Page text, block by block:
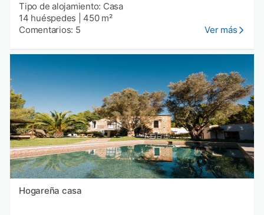
Tipo de alojamiento: Casa
14 huéspedes
450 m²
Comentarios: 5
Ver más
Hogareña casa